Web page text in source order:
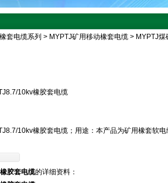
套电缆系列 > MYPTJ矿用移动橡套电缆 > MYPTJ煤
10kv橡胶套电缆
10kv橡胶套电缆；用途：本产品为矿用橡套软
胶套电缆的详细资料：